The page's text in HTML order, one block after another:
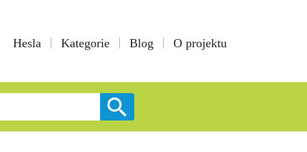
Hesla Kategorie Blog O projektu